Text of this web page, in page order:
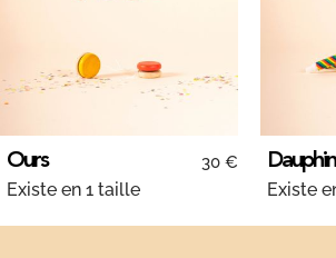
Ours 30 €
Existe en 1 taille
Dauphin
Existe